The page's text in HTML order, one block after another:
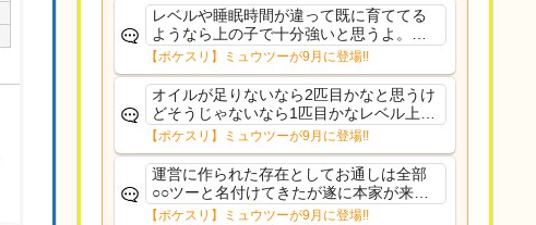
レベルや睡眠時間が違って既に育ててる
ようなら上の子で十分強いと思うよ。ヒ
ーラーであれば常駐適正高いからおてぼ
欲しいけど、イワパはカレー週かサラダ
週の補助がメインだし、金種入れてるな
ら育て直す必要もない...
【ポケスリ】ミュウツーが9月に登場!!
オイルが足りないなら2匹目かなと思うけ
どそうじゃないなら1匹目かなレベル上げ
もしんどいし
【ポケスリ】ミュウツーが9月に登場!!
運営に作られた存在としてお通しは全部
○○ツーと名付けてきたが遂に本家が来て
しまった
【ポケスリ】ミュウツーが9月に登場!!